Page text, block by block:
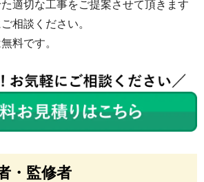
適切な工事をご提案させて頂きます
相談ください。
料です。
・監修者